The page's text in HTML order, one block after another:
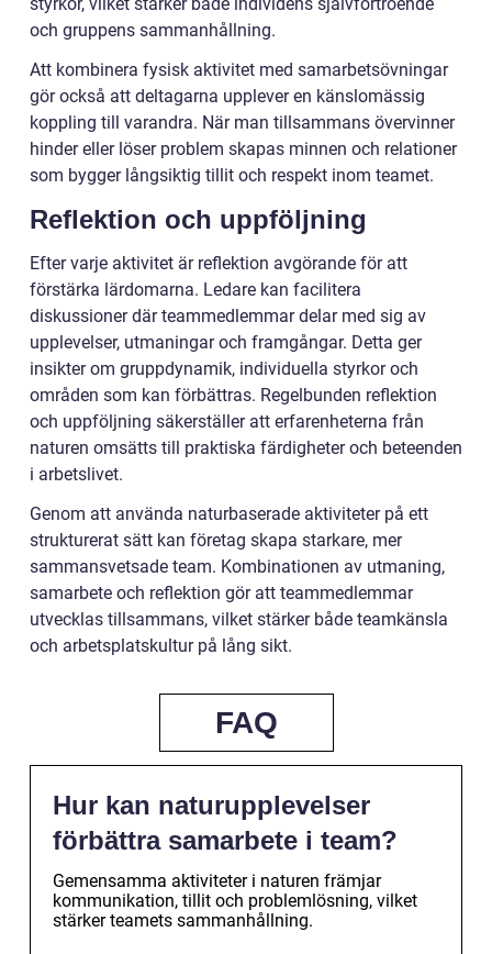
styrkor, vilket stärker både individens självförtroende
och gruppens sammanhållning.
Att kombinera fysisk aktivitet med samarbetsövningar
gör också att deltagarna upplever en känslomässig
koppling till varandra. När man tillsammans övervinner
hinder eller löser problem skapas minnen och relationer
som bygger långsiktig tillit och respekt inom teamet.
Reflektion och uppföljning
Efter varje aktivitet är reflektion avgörande för att
förstärka lärdomarna. Ledare kan facilitera
diskussioner där teammedlemmar delar med sig av
upplevelser, utmaningar och framgångar. Detta ger
insikter om gruppdynamik, individuella styrkor och
områden som kan förbättras. Regelbunden reflektion
och uppföljning säkerställer att erfarenheterna från
naturen omsätts till praktiska färdigheter och beteenden
i arbetslivet.
Genom att använda naturbaserade aktiviteter på ett
strukturerat sätt kan företag skapa starkare, mer
sammansvetsade team. Kombinationen av utmaning,
samarbete och reflektion gör att teammedlemmar
utvecklas tillsammans, vilket stärker både teamkänsla
och arbetsplatskultur på lång sikt.
FAQ
Hur kan naturupplevelser
förbättra samarbete i team?
Gemensamma aktiviteter i naturen främjar
kommunikation, tillit och problemlösning, vilket
stärker teamets sammanhållning.